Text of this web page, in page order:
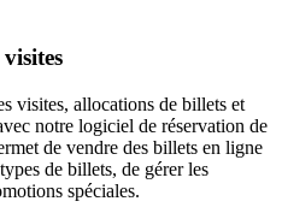
visites, allocations de billets et
notre logiciel de réservation de
de vendre des billets en ligne
de billets, de gérer les
spéciales.